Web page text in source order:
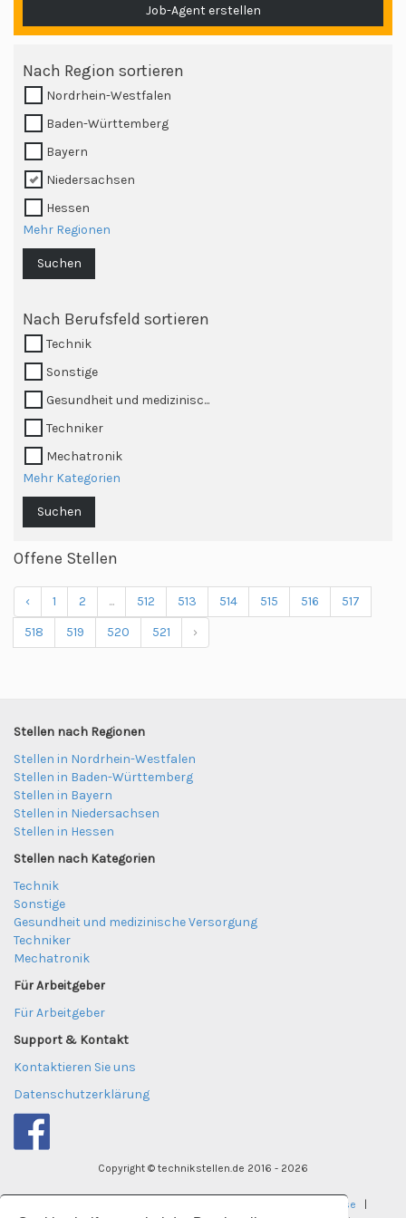
Job-Agent erstellen
Nach Region sortieren
Nordrhein-Westfalen
Baden-Württemberg
Bayern
Niedersachsen
Hessen
Mehr Regionen
Suchen
Nach Berufsfeld sortieren
Technik
Sonstige
Gesundheit und medizinisc...
Techniker
Mechatronik
Mehr Kategorien
Suchen
Offene Stellen
‹ 1 2 ... 512 513 514 515 516
517
518
519 520 521 ›
Stellen nach Regionen
Stellen in Nordrhein-Westfalen
Stellen in Baden-Württemberg
Stellen in Bayern
Stellen in Niedersachsen
Stellen in Hessen
Stellen nach Kategorien
Technik
Sonstige
Gesundheit und medizinische Versorgung
Techniker
Mechatronik
Für Arbeitgeber
Für Arbeitgeber
Support & Kontakt
Kontaktieren Sie uns
Datenschutzerklärung
Copyright © technikstellen.de 2016 - 2026
undervisningsjobb.se |